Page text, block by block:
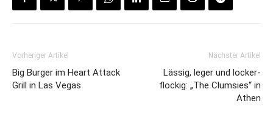
Vorheriger Artikel
Big Burger im Heart Attack
Grill in Las Vegas
Nächster Artikel
Lässig, leger und locker-
flockig: „The Clumsies“ in
Athen